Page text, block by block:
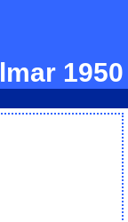
1950